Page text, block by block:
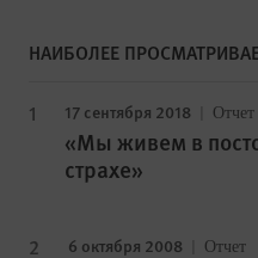
НАИБОЛЕЕ
17 сентября 2018 Отчет
«Мы живем в
страхе»
6 октября 2008 Отчет